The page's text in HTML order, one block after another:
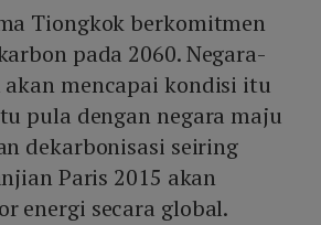
Tiongkok berkomitmen
pada 2060. Negara-
akan mencapai kondisi itu
pula dengan negara maju
dekarbonisasi seiring
Paris 2015 akan
energi secara global.